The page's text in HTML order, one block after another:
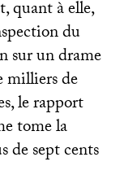
quant à elle,
du
sur un drame
milliers de
le rapport
tome la
de sept cents